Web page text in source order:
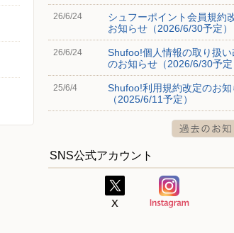
26/6/24
シュフーポイント会員規約
お知らせ（2026/6/30予定）
26/6/24
Shufoo!個人情報の取り扱い
のお知らせ（2026/6/30予定
25/6/4
Shufoo!利用規約改定のお知
（2025/6/11予定）
SNS公式アカウント